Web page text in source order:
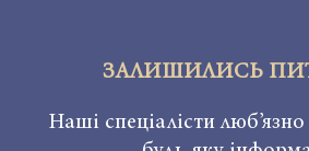
ЗАЛИШИЛИСЬ
Наші спеціалісти